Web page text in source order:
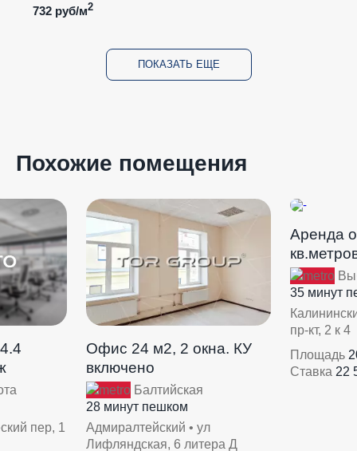
732 руб/м2
ПОКАЗАТЬ ЕЩЕ
Похожие помещения
пер, 1
Офис 24 м2, 2 окна. КУ
включено
Балтийская
28 минут пешком
Адмиралтейский • ул
Лифляндская, 6 литера Д
Аренда
35 минут
пр-кт, 2 к 4
Площадь
Ставка 22